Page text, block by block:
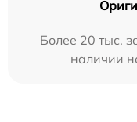
Более 20 тыс.
наличии